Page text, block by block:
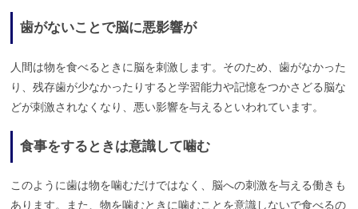
歯がないことで脳に悪影響が
人間は物を食べるときに脳を刺激します。そのため、歯がなかった
り、残存歯が少なかったりすると学習能力や記憶をつかさどる脳な
どが刺激されなくなり、悪い影響を与えるといわれています。
食事をするときは意識して噛む
このように歯は物を噛むだけではなく、脳への刺激を与える働きも
あります。また、物を噛むときに噛むことを意識しないで食べるの